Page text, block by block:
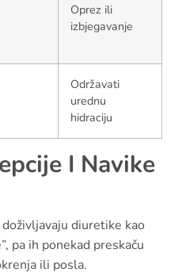
Oprez ili
izbjegavanje
Održavati
urednu
hidraciju
I Navike
diuretike kao
pa ih ponekad preskaču
ili posla.